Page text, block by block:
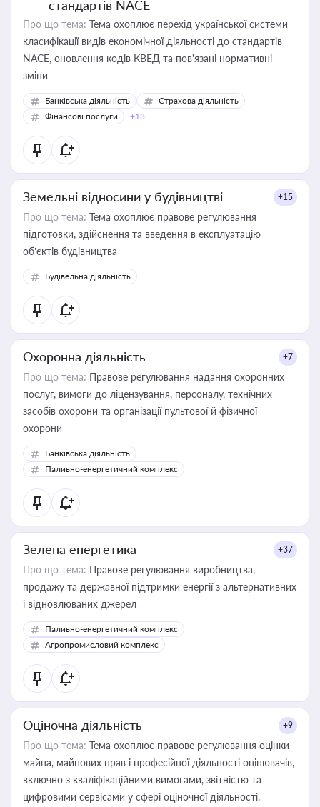
стандартів NACE
Про що тема: Тема охоплює перехід української системи
класифікації видів економічної діяльності до стандартів
NACE, оновлення кодів КВЕД та пов'язані нормативні
зміни
Банківська діяльність
Страхова діяльність
Фінансові послуги
+13
Земельні відносини у будівництві +15
Про що тема: Тема охоплює правове регулювання
підготовки, здійснення та введення в експлуатацію
об’єктів будівництва
Будівельна діяльність
Охоронна діяльність +7
Про що тема: Правове регулювання надання охоронних
послуг, вимоги до ліцензування, персоналу, технічних
засобів охорони та організації пультової й фізичної
охорони
Банківська діяльність
Паливно-енергетичний комплекс
Зелена енергетика +37
Про що тема: Правове регулювання виробництва,
продажу та державної підтримки енергії з альтернативних
і відновлюваних джерел
Паливно-енергетичний комплекс
Агропромисловий комплекс
Оціночна діяльність +9
Про що тема: Тема охоплює правове регулювання оцінки
майна, майнових прав і професійної діяльності оцінювачів,
включно з кваліфікаційними вимогами, звітністю та
цифровими сервісами у сфері оціночної діяльності.